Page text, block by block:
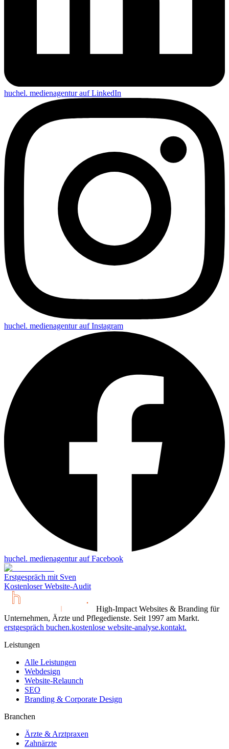
huchel. medienagentur aufLinkedIn
huchel. medienagentur aufInstagram
huchel. medienagentur aufFacebook
Erstgespräch mit Sven
Kostenloser Website-Audit
High-Impact Websites & Branding für
Unternehmen, Ärzte und Pflegedienste. Seit 1997 am Markt.
erstgespräch buchen.kostenlose website-analyse.kontakt.
Leistungen
Alle Leistungen
Webdesign
Website-Relaunch
SEO
Branding & Corporate Design
Branchen
Ärzte & Arztpraxen
Zahnärzte